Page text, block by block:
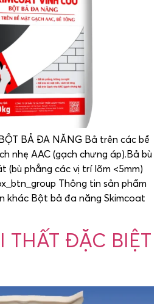
BẢ ĐA NĂNG Bả trên các bề
nhẹ AAC (gạch chưng áp).Bả bù
(bù phẳng các vị trí lõm <5mm)
Thông tin sản phẩm
khác Bột bả đa năng Skimcoat
THẤT ĐẶC BIỆT